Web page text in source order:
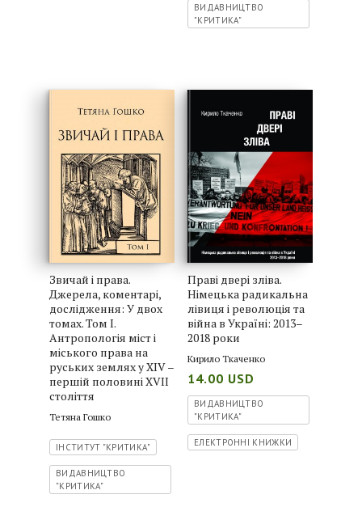
ВИДАВНИЦТВО
"КРИТИКА"
Звичай і права.
Джерела, коментарі,
дослідження: У двох
томах. Том I.
Антропологія міст і
міського права на
руських землях у XIV –
першій половині XVII
століття
Тетяна Гошко
ІНСТИТУТ "КРИТИКА"
ВИДАВНИЦТВО
"КРИТИКА"
Праві двері зліва.
Німецька радикальна
лівиця і революція та
війна в Україні: 2013–
2018 роки
Кирило Ткаченко
14.00 USD
ВИДАВНИЦТВО
"КРИТИКА"
ЕЛЕКТРОННІ КНИЖКИ